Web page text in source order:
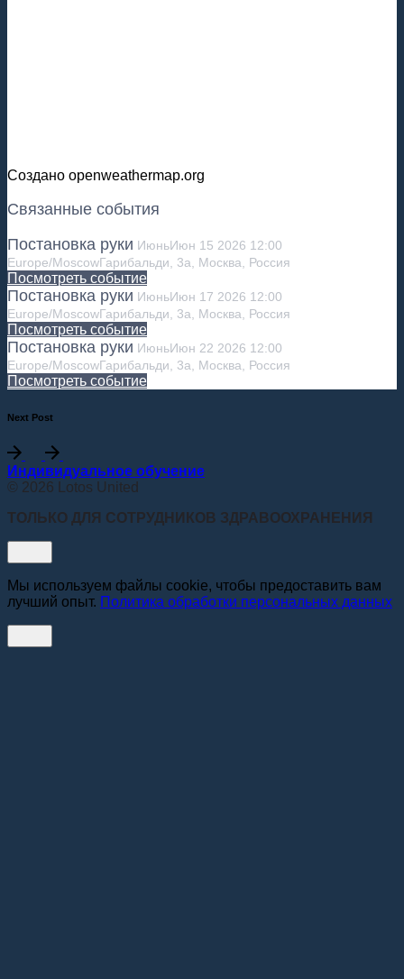
Создано openweathermap.org
Связанные события
Постановка руки ИюньИюн 15 2026 12:00
Europe/MoscowГарибальди, 3а, Москва, Россия
Посмотреть событие
Постановка руки ИюньИюн 17 2026 12:00
Europe/MoscowГарибальди, 3а, Москва, Россия
Посмотреть событие
Постановка руки ИюньИюн 22 2026 12:00
Europe/MoscowГарибальди, 3а, Москва, Россия
Посмотреть событие
Next Post
Индивидуальное обучение
© 2026 Lotos United
ТОЛЬКО ДЛЯ СОТРУДНИКОВ ЗДРАВООХРАНЕНИЯ
Мы используем файлы cookie, чтобы предоставить вам
лучший опыт. Политика обработки персональных данных